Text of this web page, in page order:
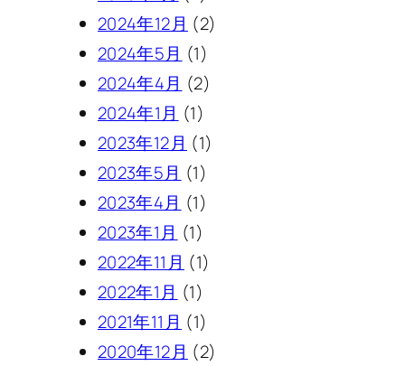
2024年12月 (2)
2024年5月 (1)
2024年4月 (2)
2024年1月 (1)
2023年12月 (1)
2023年5月 (1)
2023年4月 (1)
2023年1月 (1)
2022年11月 (1)
2022年1月 (1)
2021年11月 (1)
2020年12月 (2)